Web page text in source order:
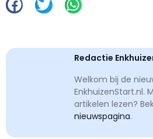
Redactie
Welkom bij de
EnkhuizenStart.nl.
artikelen lezen?
nieuwspagina.